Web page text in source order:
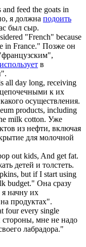
and feed the goats in
я должна подоить
был сыр.
"French" because
in France." Позже он
использует в
all day long, receiving
к их
осуществления.
products, including
milk cotton. Уже
из нефти, включая
для молочной
out kids, And get fat.
детей и толстеть.
but if I start using
budget." Она сразу
начну их
продуктах".
four every single
мне не надо
лабрадора."